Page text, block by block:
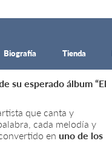
Biografía Tienda
su esperado álbum “El
que canta y
cada melodía y
en uno de los